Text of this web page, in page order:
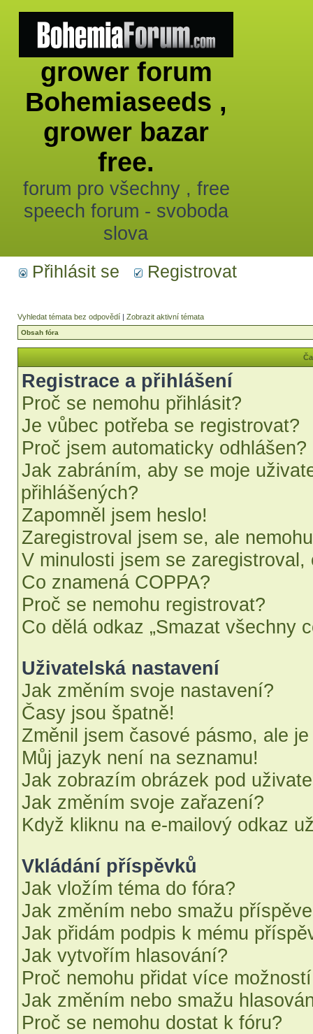
grower forum
Bohemiaseeds ,
grower bazar
free.
forum pro všechny , free
speech forum - svoboda
slova
Přihlásit se Registrovat
Vyhledat témata bez odpovědí | Zobrazit aktivní témata
Obsah fóra
Registrace a přihlášení
Proč se nemohu přihlásit?
Je vůbec potřeba se registrovat?
Proč jsem automaticky odhlášen?
Jak zabráním, aby se moje
přihlášených?
Zapomněl jsem heslo!
Zaregistroval jsem se, ale
V minulosti jsem se
Co znamená COPPA?
Proč se nemohu registrovat?
Co dělá odkaz „Smazat všechny
Uživatelská nastavení
Jak změním svoje nastavení?
Časy jsou špatně!
Změnil jsem časové pásmo, ale
Můj jazyk není na seznamu!
Jak zobrazím obrázek pod
Jak změním svoje zařazení?
Když kliknu na e-mailový odkaz
Vkládání příspěvků
Jak vložím téma do fóra?
Jak změním nebo smažu
Jak přidám podpis k mému
Jak vytvořím hlasování?
Proč nemohu přidat více
Jak změním nebo smažu
Proč se nemohu dostat k fóru?